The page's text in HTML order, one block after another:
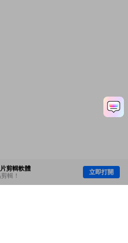
剪輯軟體
輯！
立即打開